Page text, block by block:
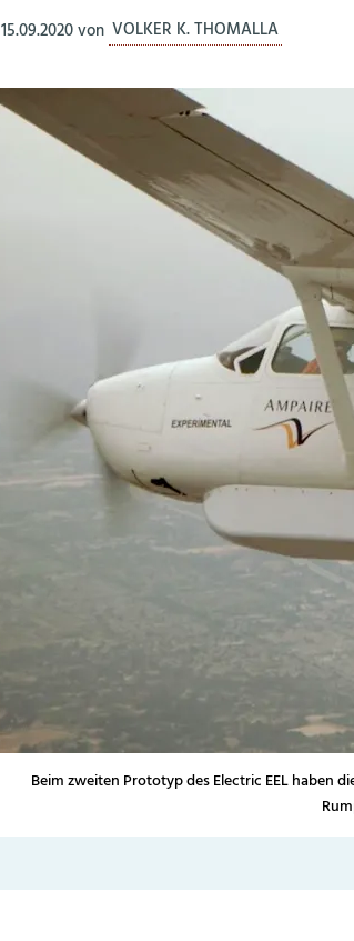
15.09.2020von VOLKER K. THOMALLA
Beim zweiten Prototyp des Electric EEL haben